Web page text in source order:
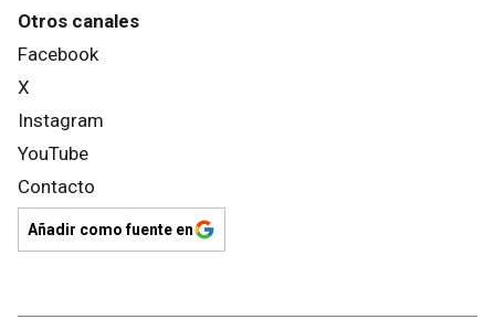
Otros canales
Facebook
X
Instagram
YouTube
Contacto
Añadir como fuente en